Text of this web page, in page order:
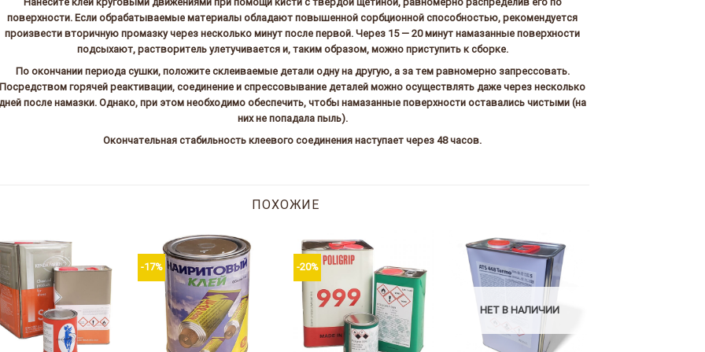
поверхности. Если обрабатываемые материалы обладают повышенной сорбционной способностью, рекомендуется
произвести вторичную промазку через несколько минут после первой. Через 15 — 20 минут намазанные поверхности
подсыхают, растворитель улетучивается и, таким образом, можно приступить к сборке.
По окончании периода сушки, положите склеиваемые детали одну на другую, а за тем равномерно запрессовать.
Посредством горячей реактивации, соединение и спрессовывание деталей можно осуществлять даже через несколько
после намазки. Однако, при этом необходимо обеспечить, чтобы намазанные поверхности оставались чистыми (на
них не попадала пыль).
Окончательная стабильность клеевого соединения наступает через 48 часов.
ПОХОЖИЕ
-17% -20%
НЕТ В НАЛИЧИИ